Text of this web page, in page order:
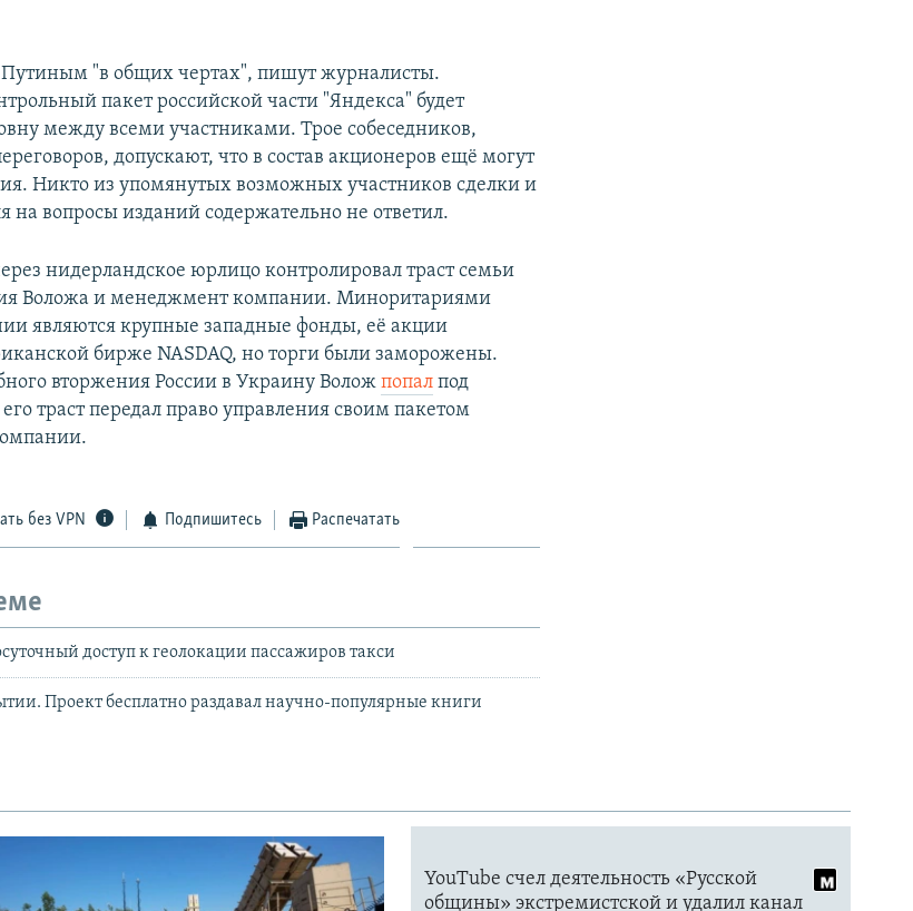
Путиным "в общих чертах", пишут журналисты.
пакет российской части "Яндекса" будет
между всеми участниками. Трое собеседников,
допускают, что в состав акционеров ещё могут
Никто из упомянутых возможных участников сделки и
на вопросы изданий содержательно не ответил.
нидерландское юрлицо контролировал траст семьи
Воложа и менеджмент компании. Миноритариями
являются крупные западные фонды, её акции
бирже NASDAQ, но торги были заморожены.
вторжения России в Украину Волож попалпод
траст передал право управления своим пакетом
без VPN Подпишитесь Распечатать
доступ к геолокации пассажиров такси
Проект бесплатно раздавал научно-популярные книги